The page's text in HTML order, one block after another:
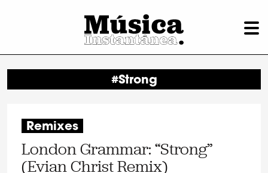
#Strong
Remixes
London Grammar: “Strong”
(Evian Christ Remix)